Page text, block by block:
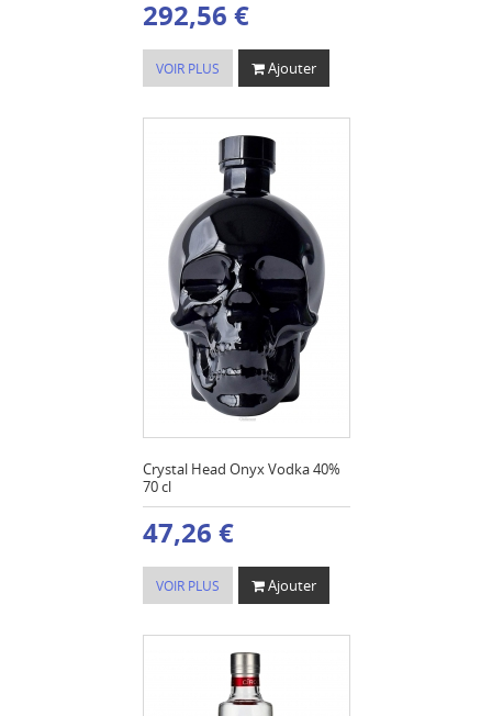
292,56 €
VOIR PLUS Ajouter
Crystal Head Onyx Vodka 40%
70 cl
47,26 €
VOIR PLUS Ajouter